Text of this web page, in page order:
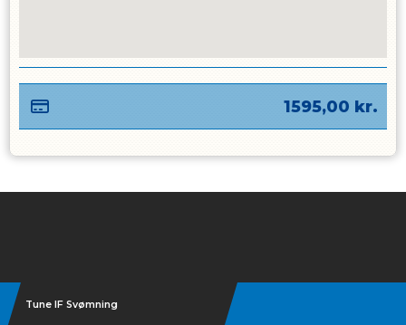
1595,00 kr.
Tune IF Svømning